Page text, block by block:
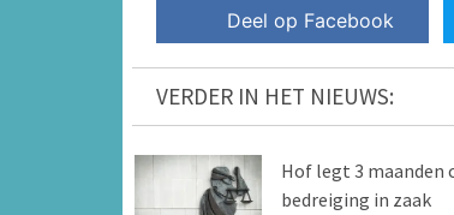
Deel op Facebook
VERDER IN HET NIEUWS:
Hof legt 3 maanden
bedreiging in zaak